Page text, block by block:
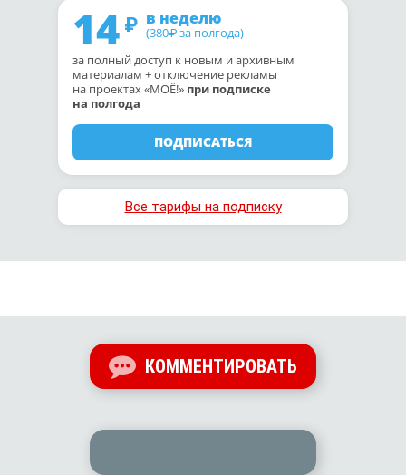
14 в неделю
(380₽ за полгода)
за полный доступ к новым и архивным
материалам + отключение рекламы
на проектах «МОЁ!» при подписке
на полгода
ПОДПИСАТЬСЯ
Все тарифы на подписку
КОММЕНТИРОВАТЬ